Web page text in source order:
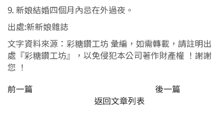
9. 新娘結婚四個月內忌在外過夜。
出處:新新娘雜誌
文字資料來源：彩糖鑽工坊 彙編，如需轉載，請註明出
處『彩糖鑽工坊』，以免侵犯本公司著作財產權 ！謝謝
您 ！
前一篇
後一篇
返回文章列表